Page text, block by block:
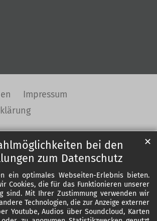
bei den
zum Datenschutz
ein optimales Webseiten-Erlebnis bieten.
Cookies, die für das Funktionieren unserer
sind. Mit Ihrer Zustimmung verwenden wir
Technologien, die zur Anzeige externer
Youtube, Audios über Soundcloud, Karten
✕
Impressum